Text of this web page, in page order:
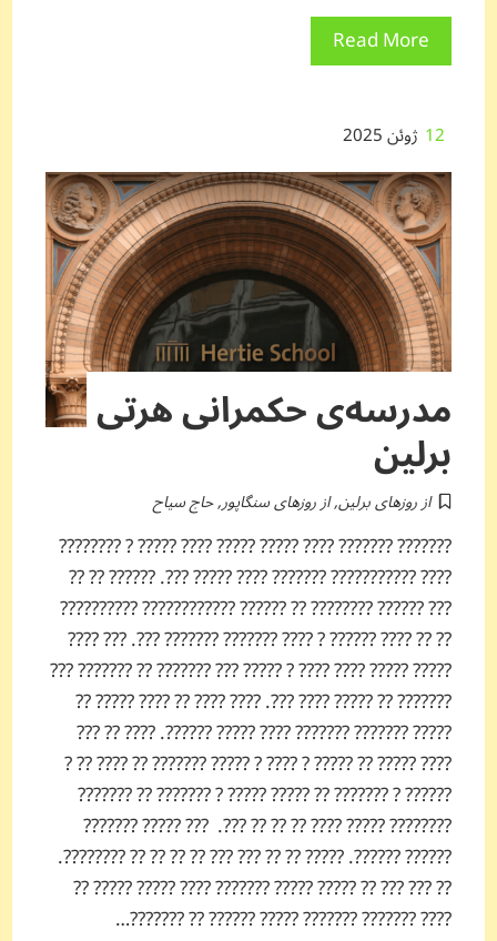
Read More
12 ژوئن 2025
مدرسه‌ی حکمرانی هرتی
برلین
از روزهای برلین,از روزهای سنگاپور,حاج سیاح
??????? ??????? ???? ????? ????? ???? ????? ? ????????
???? ??????????? ??????? ???? ????? ???. ?????? ?? ??
??? ?????? ???????? ?? ?????? ???????????? ??????????
?? ?? ???? ?????? ? ???? ??????? ??????? ???. ??? ????
????? ????? ???? ???? ? ????? ??? ??????? ?? ??????? ???
??????? ?? ????? ???? ???. ???? ???? ?? ???? ????? ??
????? ??????? ??????? ???? ????? ??????. ???? ?? ???
???? ????? ?? ????? ? ???? ? ????? ??????? ?? ???? ?? ?
?????? ? ??????? ?? ????? ????? ? ??????? ?? ???????
???????? ????? ???? ?? ?? ?? ???. ??? ????? ???????
?????? ??????. ????? ?? ?? ??? ??? ?? ?? ?? ?? ????????.
?? ??? ??? ?? ????? ????? ??????? ???? ????? ????? ??
???? ??????? ??????? ????? ?????? ?? ???????…